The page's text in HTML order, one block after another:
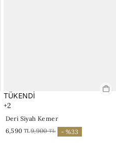
TÜKENDİ
+2
Deri Siyah Kemer
6,590 TL9,900TL - %33